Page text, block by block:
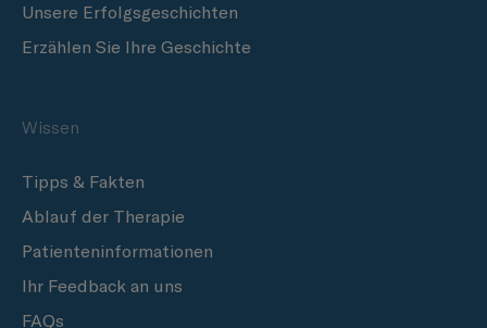
Unsere Erfolgsgeschichten
Erzählen Sie Ihre Geschichte
Wissen
Tipps & Fakten
Ablauf der Therapie
Patienteninformationen
Ihr Feedback an uns
FAQs